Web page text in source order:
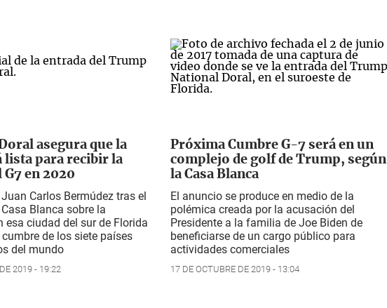
asegura que la
lista para recibir la
en 2020
Carlos Bermúdez tras el
Blanca sobre la
esa ciudad del sur de Florida
de los siete países
del mundo
2019 - 19:22
Próxima Cumbre G-7 será en un
complejo de golf de Trump, según
la Casa Blanca
El anuncio se produce en medio de la
polémica creada por la acusación del
Presidente a la familia de Joe Biden de
beneficiarse de un cargo público para
actividades comerciales
17 DE OCTUBRE DE 2019 - 13:04